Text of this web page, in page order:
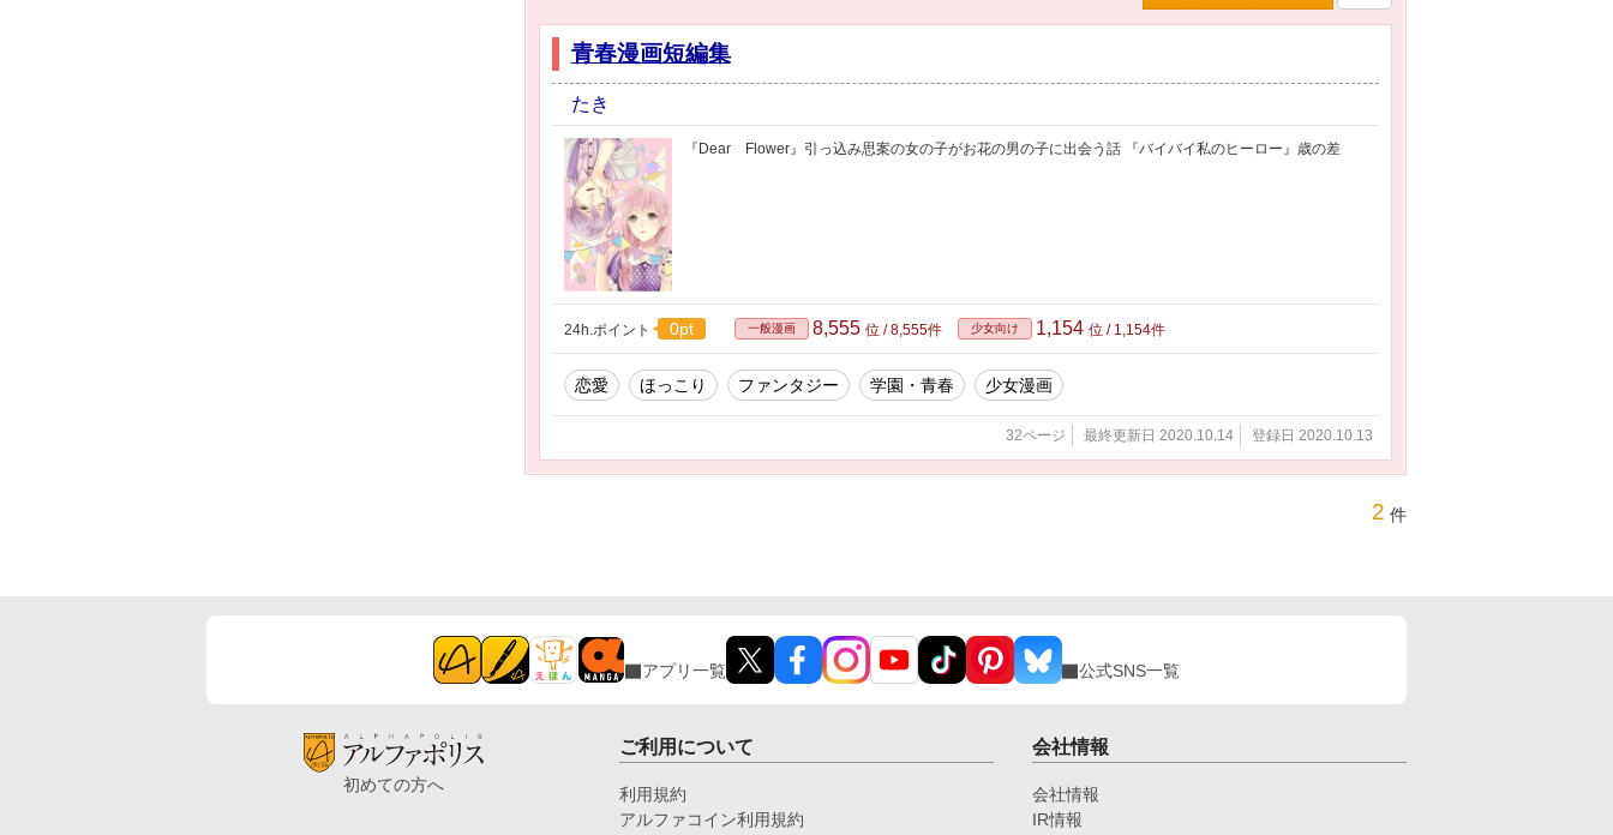
青春漫画短編集
たき
『Dear Flower』引っ込み思案の女の子がお花の男の子に出会う話 『バイバイ私のヒーロー』歳の差
24h.ポイント 0pt 一般漫画 8,555 位 / 8,555件 少女向け 1,154 位 / 1,154件
恋愛 ほっこり ファンタジー 学園・青春 少女漫画
32ページ 最終更新日 2020.10.14 登録日 2020.10.13
2 件
アプリ一覧 公式SNS一覧
初めての方へ
ご利用について
利用規約
アルファコイン利用規約
会社情報
会社情報
IR情報